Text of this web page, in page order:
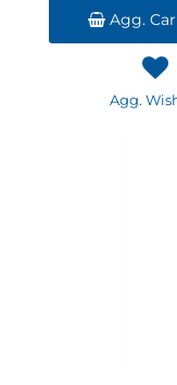
Agg.
Agg.